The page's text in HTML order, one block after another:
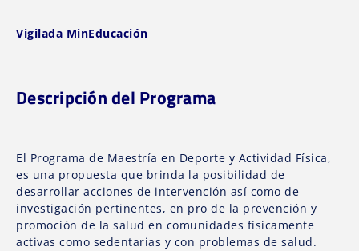
Vigilada MinEducación
Descripción del Programa
El Programa de Maestría en Deporte y Actividad Física,
es una propuesta que brinda la posibilidad de
desarrollar acciones de intervención así como de
investigación pertinentes, en pro de la prevención y
promoción de la salud en comunidades físicamente
activas como sedentarias y con problemas de salud.